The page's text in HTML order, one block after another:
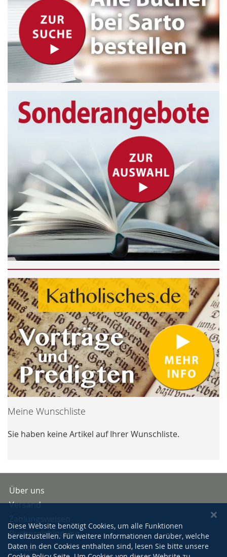
Meine Wunschliste
Sie haben keine Artikel auf Ihrer Wunschliste.
Über uns
Versand
Buchpreisbindung
Kontakt
Diese Website benötigt Cookies, um alle Funktionen
bereitzustellen. Für weitere Informationen darüber, welche
Daten in den Cookies enthalten sind, lesen Sie bitte unsere